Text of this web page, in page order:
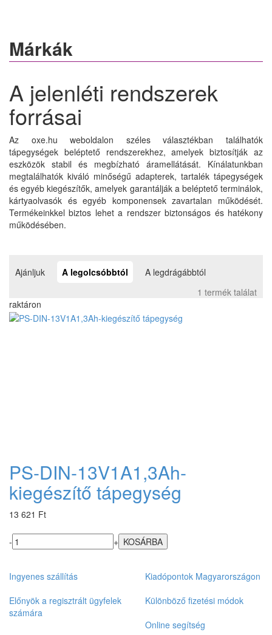
Márkák
A jelenléti rendszerek
forrásai
Az oxe.hu weboldalon széles választékban találhatók
tápegységek beléptető rendszerekhez, amelyek biztosítják az
eszközök stabil és megbízható áramellátását. Kínálatunkban
megtalálhatók kiváló minőségű adapterek, tartalék tápegységek
és egyéb kiegészítők, amelyek garantálják a beléptető terminálok,
kártyaolvasók és egyéb komponensek zavartalan működését.
Termékeinkkel biztos lehet a rendszer biztonságos és hatékony
működésében.
Ajánljuk A legolcsóbbtól
A legdrágábbtól
1 termék találat
raktáron
PS-DIN-13V1A1,3Ah-
kiegészítő tápegység
13 621 Ft
- +
Ingyenes szállítás
Kiadópontok Magyarországon
Előnyök a regisztrált ügyfelek
számára
Különböző fizetési módok
Online segítség